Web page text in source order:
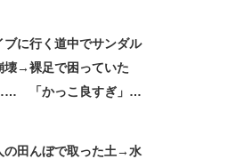
ブに行く道中でサンダル
壊→裸足で困っていた
「かっこ良すぎ」ま
の田んぼで取った土→水